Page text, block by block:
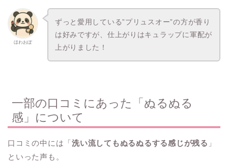
ほわおぽ
ずっと愛用している”プリュスオー”の方が香り
は好みですが、仕上がりはキュラップに軍配が
上がりました！
一部の口コミにあった「ぬるぬる
感」について
口コミの中には「洗い流してもぬるぬるする感じが残る 」
といった声も。